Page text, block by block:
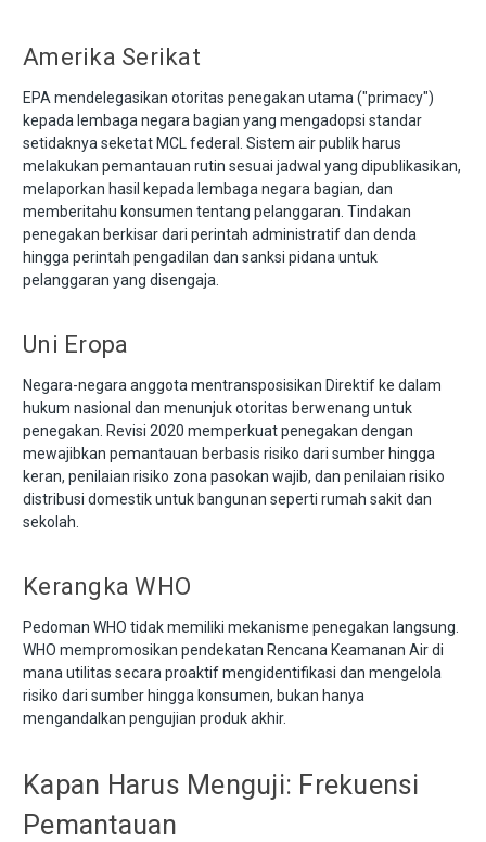
Amerika Serikat
EPA mendelegasikan otoritas penegakan utama ("primacy")
kepada lembaga negara bagian yang mengadopsi standar
setidaknya seketat MCL federal. Sistem air publik harus
melakukan pemantauan rutin sesuai jadwal yang dipublikasikan,
melaporkan hasil kepada lembaga negara bagian, dan
memberitahu konsumen tentang pelanggaran. Tindakan
penegakan berkisar dari perintah administratif dan denda
hingga perintah pengadilan dan sanksi pidana untuk
pelanggaran yang disengaja.
Uni Eropa
Negara-negara anggota mentransposisikan Direktif ke dalam
hukum nasional dan menunjuk otoritas berwenang untuk
penegakan. Revisi 2020 memperkuat penegakan dengan
mewajibkan pemantauan berbasis risiko dari sumber hingga
keran, penilaian risiko zona pasokan wajib, dan penilaian risiko
distribusi domestik untuk bangunan seperti rumah sakit dan
sekolah.
Kerangka WHO
Pedoman WHO tidak memiliki mekanisme penegakan langsung.
WHO mempromosikan pendekatan Rencana Keamanan Air di
mana utilitas secara proaktif mengidentifikasi dan mengelola
risiko dari sumber hingga konsumen, bukan hanya
mengandalkan pengujian produk akhir.
Kapan Harus Menguji: Frekuensi
Pemantauan